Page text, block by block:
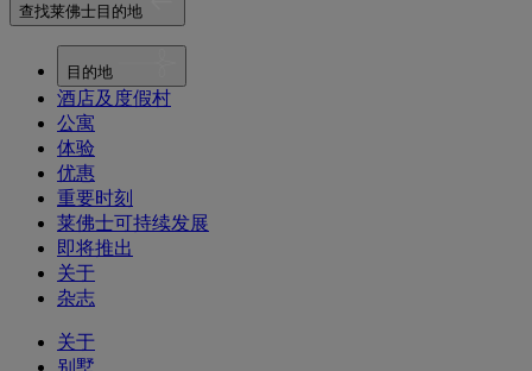
查找莱佛士目的地
目的地
酒店及度假村
公寓
体验
优惠
重要时刻
莱佛士可持续发展
即将推出
关于
杂志
关于
别墅